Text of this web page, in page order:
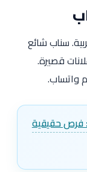
سناب شائع
قصيرة.
واتساب.
فرص حقيقية